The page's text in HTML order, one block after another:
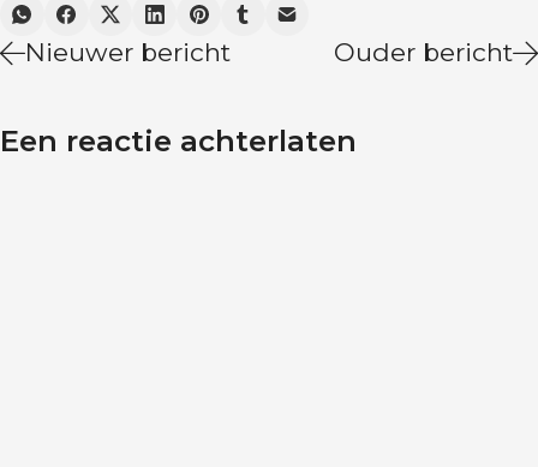
Nieuwer bericht Ouder bericht
Een reactie achterlaten